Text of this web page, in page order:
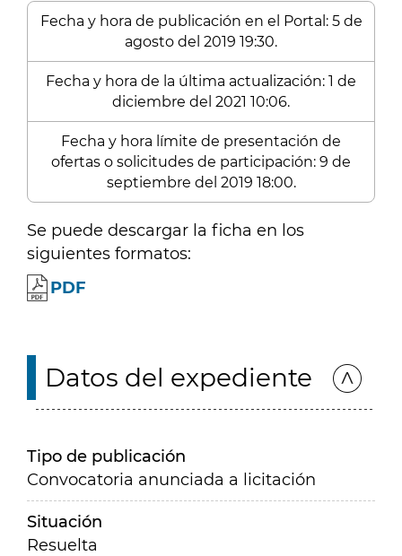
Fecha y hora de publicación en el Portal: 5 de
agosto del 2019 19:30.
Fecha y hora de la última actualización: 1 de
diciembre del 2021 10:06.
Fecha y hora límite de presentación de
ofertas o solicitudes de participación: 9 de
septiembre del 2019 18:00.
Se puede descargar la ficha en los
siguientes formatos:
PDF
Datos del expediente
Tipo de publicación
Convocatoria anunciada a licitación
Situación
Resuelta